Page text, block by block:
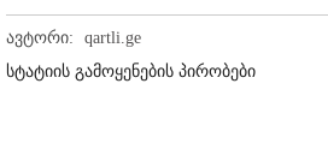
ავტორი:
qartli.ge
სტატიის გამოყენების პირობები